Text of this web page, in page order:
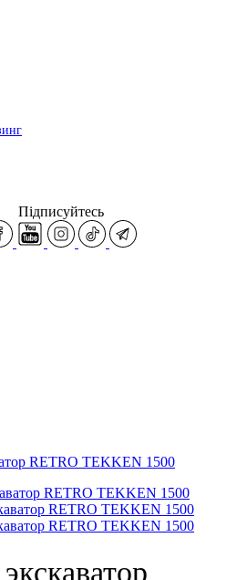
Підписуйтесь
RETRO TEKKEN 1500